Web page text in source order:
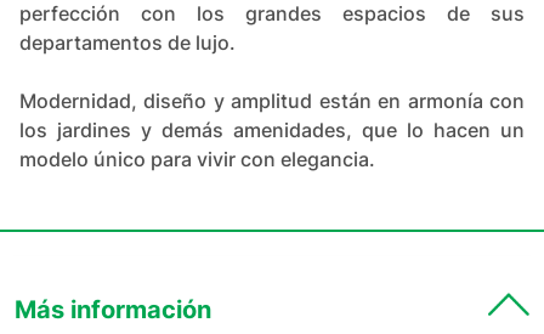
perfección con los grandes espacios de sus
departamentos de lujo.
Modernidad, diseño y amplitud están en armonía con
los jardines y demás amenidades, que lo hacen un
modelo único para vivir con elegancia.
Más información